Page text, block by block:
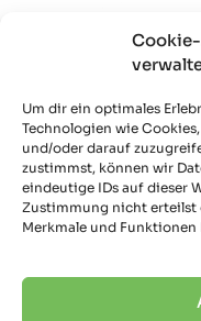
Um dir ein optimales
Technologien wie
und/oder darauf
zustimmst, können wir
eindeutige IDs auf dieser
Zustimmung nicht erteilst
Merkmale und
Auf der
Smart
Bei
Rufen